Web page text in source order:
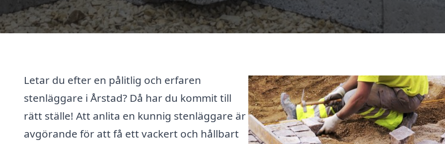
Letar du efter en pålitlig och erfaren
stenläggare i Årstad? Då har du kommit till
rätt ställe! Att anlita en kunnig stenläggare är
avgörande för att få ett vackert och hållbart